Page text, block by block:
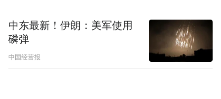
中东最新！伊朗：美军使用
磷弹
中国经营报